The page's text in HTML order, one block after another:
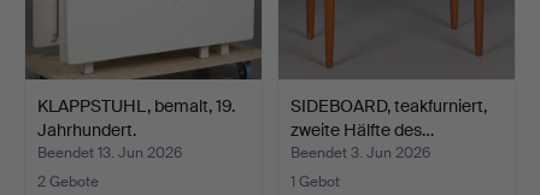
KLAPPSTUHL, bemalt, 19.
Jahrhundert.
Beendet 13. Jun 2026
2 Gebote
SIDEBOARD, teakfurniert,
zweite Hälfte des…
Beendet 3. Jun 2026
1 Gebot